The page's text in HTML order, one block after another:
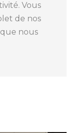
Vous
de nos
nous